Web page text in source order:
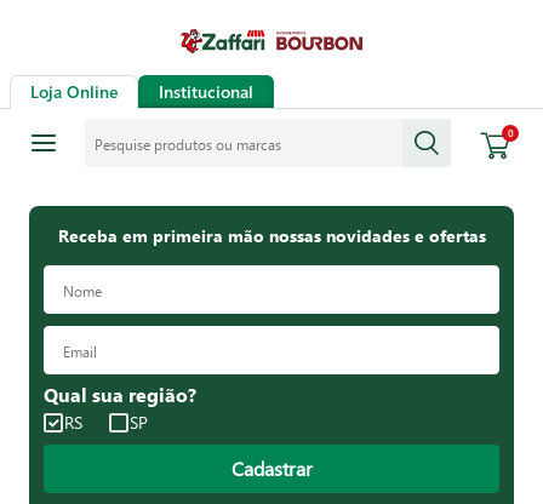
Loja Online Institucional
0
Receba em primeira mão nossas novidades e ofertas
Qual sua região?
RS SP
Cadastrar